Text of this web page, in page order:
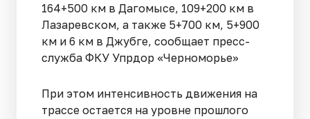
164+500 км в Дагомысе, 109+200 км в
Лазаревском, а также 5+700 км, 5+900
км и 6 км в Джубге, сообщает пресс-
служба ФКУ Упрдор «Черноморье»
При этом интенсивность движения на
трассе остается на уровне прошлого